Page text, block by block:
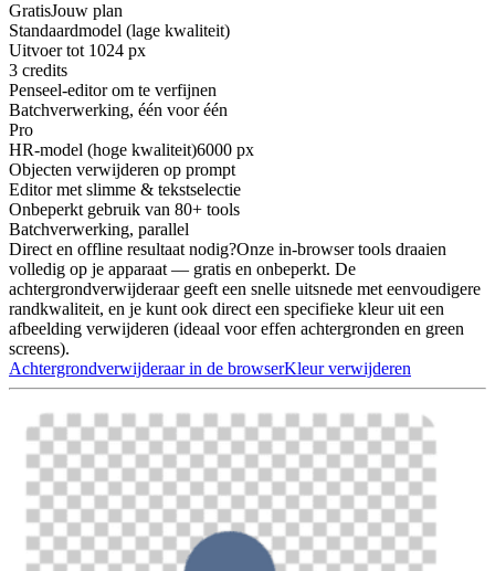
GratisJouw plan
Standaardmodel (lage kwaliteit)
Uitvoer tot 1024 px
3 credits
Penseel-editor om te verfijnen
Batchverwerking, één voor één
Pro
HR-model (hoge kwaliteit)6000 px
Objecten verwijderen op prompt
Editor met slimme & tekstselectie
Onbeperkt gebruik van 80+ tools
Batchverwerking, parallel
Direct en offline resultaat nodig?Onze in-browser tools draaien
volledig op je apparaat — gratis en onbeperkt. De
achtergrondverwijderaar geeft een snelle uitsnede met eenvoudigere
randkwaliteit, en je kunt ook direct een specifieke kleur uit een
afbeelding verwijderen (ideaal voor effen achtergronden en green
screens).
Achtergrondverwijderaar in de browserKleur verwijderen